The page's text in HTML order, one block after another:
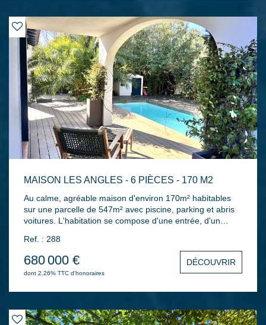
MAISON LES ANGLES - 6 PIÈCES - 170 M2
Au calme, agréable maison d'environ 170m² habitables
sur une parcelle de 547m² avec piscine, parking et abris
voitures. L'habitation se compose d'une entrée, d'un
partie salle à manger, l'ensemble donnant sur une vaste
terrasse couverte et sur le jardin paysager, d'une cuisine
indépendante aménagée et équipée, d'une véranda très
cosy de 36m² avec sa cuisine d'été et barbecue donnant
suite parentale ouvrant sur le jardin, deux salles de bains
et une salle d'eau, trois wc... Prestations intérieures et
Ref. : 288
680 000 €
dont 2.26% TTC d'honoraires
DÉCOUVRIR